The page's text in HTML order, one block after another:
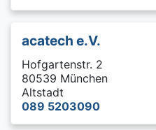
acatech e.V.
Hofgartenstr. 2
80539 München
Altstadt
089 5203090